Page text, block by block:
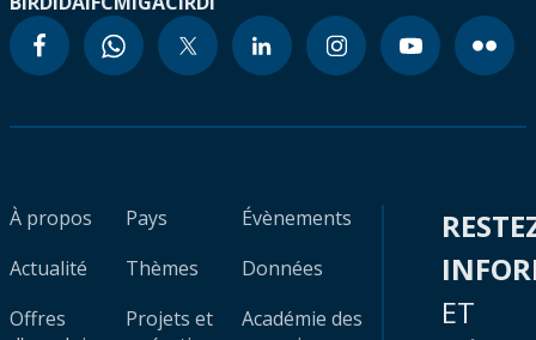
À propos
Actualité
Offres
Pays
Thèmes
Projets et
Évènements
Données
Académie des
ET